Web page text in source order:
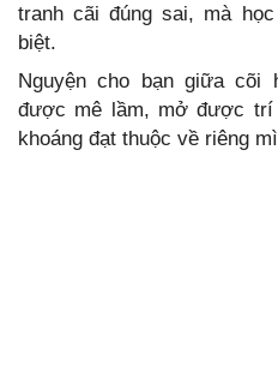
tranh cãi đúng sai, mà
biệt.
Nguyện cho bạn giữa cõi
được mê lầm, mở được
khoáng đạt thuộc về riêng